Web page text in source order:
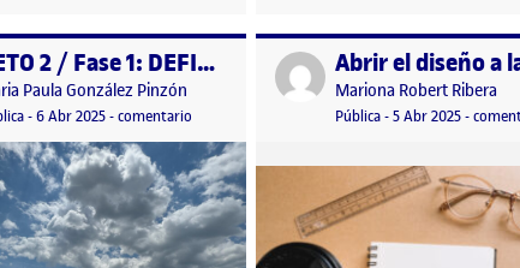
CAMPO
RETO 2 / Fase 1: DEFINE TU COMUNIDAD
por
Paula González Pinzón
-Fecha de publicación
6 Abr 20257 abril, 2025 12:06 am
-comentario en RETO 2 / Fase 1: DEFINE TU COMUNIDAD
Publicado por
Publicado por
Mariona Robert Ribera
Visibilidad:
Pública-Fecha de
5 Abr 20255 abril,
-